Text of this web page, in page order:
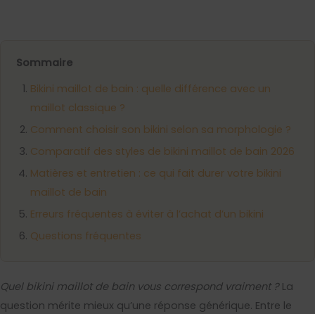
Sommaire
Bikini maillot de bain : quelle différence avec un
maillot classique ?
Comment choisir son bikini selon sa morphologie ?
Comparatif des styles de bikini maillot de bain 2026
Matières et entretien : ce qui fait durer votre bikini
maillot de bain
Erreurs fréquentes à éviter à l’achat d’un bikini
Questions fréquentes
Quel bikini maillot de bain vous correspond vraiment ?La
question mérite mieux qu’une réponse générique. Entre le